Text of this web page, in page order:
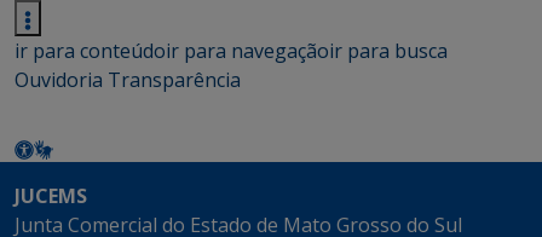
ir para conteúdoir para navegaçãoir para busca
Ouvidoria Transparência
JUCEMS
Junta Comercial do Estado de Mato Grosso do Sul